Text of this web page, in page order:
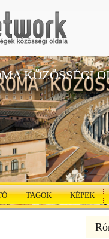
KÖZÖSSÉGI
TAGOK KÉPEK